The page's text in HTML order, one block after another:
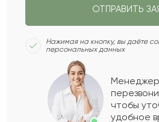
Есман
Показать
ОТПРАВИТЬ
Нажимая на кнопку, вы даёте
персональных данных
Менеджер
чтобы
удобное